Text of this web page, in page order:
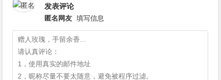
发表评论
匿名网友 填写信息